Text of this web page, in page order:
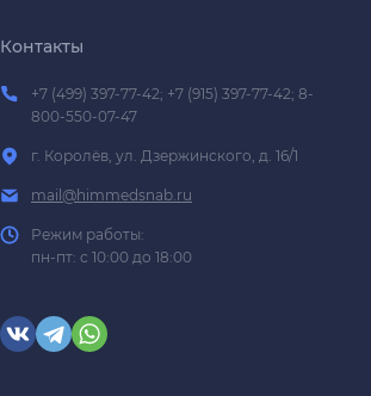
Контакты
+7 (499) 397-77-42; +7 (915) 397-77-42; 8-
800-550-07-47
г. Королёв, ул. Дзержинского, д. 16/1
mail@himmedsnab.ru
Режим работы:
пн-пт: с 10:00 до 18:00